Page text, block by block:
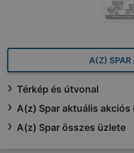
A(Z) SPAR
Térkép és útvonal
A(z) Spar aktuális akciós
A(z) Spar összes üzlete